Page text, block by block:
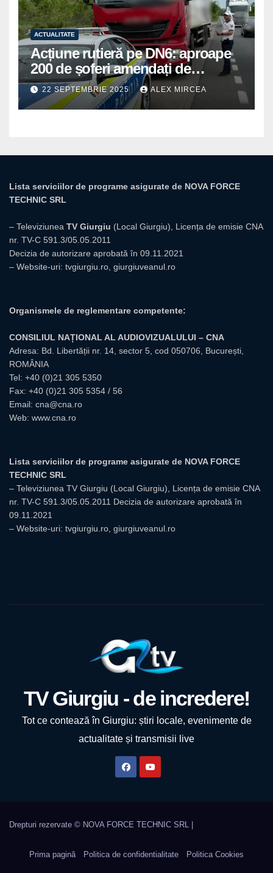
ACTUALITATE
Acțiune rutieră pe DN6: aproape
200 de șoferi amendați de
polițiștii din Mihăilești
22 SEPTEMBRIE 2025 ALEX MIRCEA
Lista serviciilor de programe asigurate de NOVA FORCE
TECHNIC SRL
– Televiziunea TV Giurgiu (Local Giurgiu), Licența de emisie CNA
nr. TV-C 591.3/05.05.2011
Decizia de autorizare aprobată în 09.11.2021
– Website-uri: tvgiurgiu.ro giurgiuveanul.ro
Organismele de reglementare competente:
CONSILIUL NAȚIONAL AL AUDIOVIZUALULUI – CNA
Adresa: Bd. Libertății nr. 14, sector 5, cod 050706, București,
ROMÂNIA
Tel: +40 (0)21 305 5350
Fax: +40 (0)21 305 5354 / 56
Email: cna@cna.ro
Web: www.cna.ro
Lista serviciilor de programe asigurate de NOVA FORCE
TECHNIC SRL
– Televiziunea TV Giurgiu (Local Giurgiu), Licența de emisie CNA
nr. TV-C 591.3/05.05.2011 Decizia de autorizare aprobată în
09.11.2021
– Website-uri: tvgiurgiu.ro, giurgiuveanul.ro
TV Giurgiu - de incredere!
Tot ce contează în Giurgiu: știri locale, evenimente de
actualitate și transmisii live
Prima pagină Politica de confidentialitate Politica Cookies